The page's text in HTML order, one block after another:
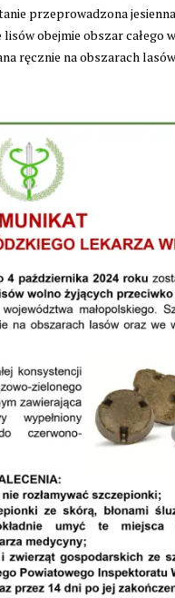
przeprowadzona
obejmie obszar całego
ręcznie na obszarach